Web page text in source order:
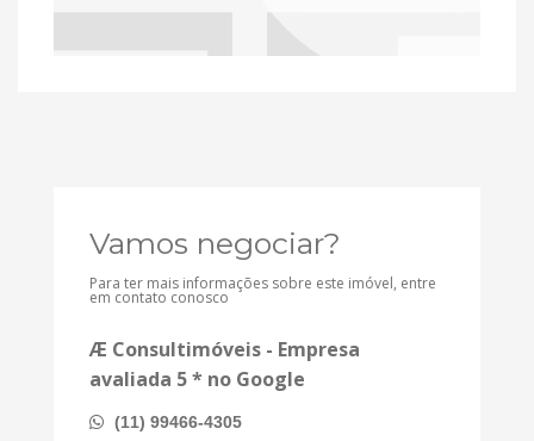
Vamos negociar?
Para ter mais informações sobre este imóvel, entre
em contato conosco
Æ Consultimóveis - Empresa
avaliada 5 * no Google
(11) 99466-4305